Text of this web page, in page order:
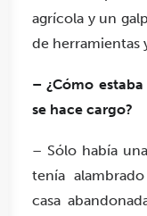
agrícola y un
de herramientas
– ¿Cómo
se hace cargo?
– Sólo había
tenía
casa